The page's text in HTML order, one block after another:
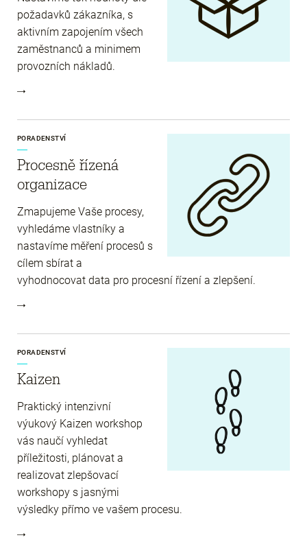
požadavků zákazníka, s
aktivním zapojením všech
zaměstnanců a minimem
provozních nákladů.
PORADENSTVÍ
Procesně řízená
organizace
Zmapujeme Vaše procesy,
vyhledáme vlastníky a
nastavíme měření procesů s
cílem sbírat a
vyhodnocovat data pro procesní řízení a zlepšení.
PORADENSTVÍ
Kaizen
Praktický intenzivní
výukový Kaizen workshop
vás naučí vyhledat
příležitosti, plánovat a
realizovat zlepšovací
workshopy s jasnými
výsledky přímo ve vašem procesu.